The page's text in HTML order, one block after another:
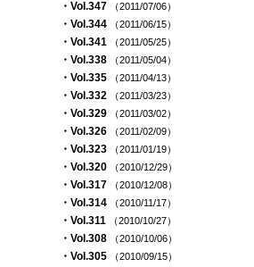
・Vol.347 （2011/07/06）
・Vol.344 （2011/06/15）
・Vol.341 （2011/05/25）
・Vol.338 （2011/05/04）
・Vol.335 （2011/04/13）
・Vol.332 （2011/03/23）
・Vol.329 （2011/03/02）
・Vol.326 （2011/02/09）
・Vol.323 （2011/01/19）
・Vol.320 （2010/12/29）
・Vol.317 （2010/12/08）
・Vol.314 （2010/11/17）
・Vol.311 （2010/10/27）
・Vol.308 （2010/10/06）
・Vol.305 （2010/09/15）